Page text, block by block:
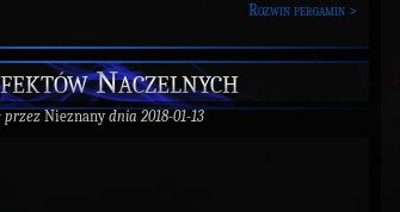
Rozwiń pergamin >
Naczelnych
przez Nieznanydnia 2018-01-13